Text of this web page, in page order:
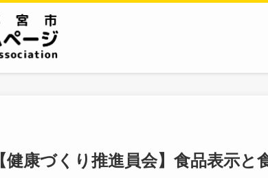
【健康づくり推進員会】食品表示